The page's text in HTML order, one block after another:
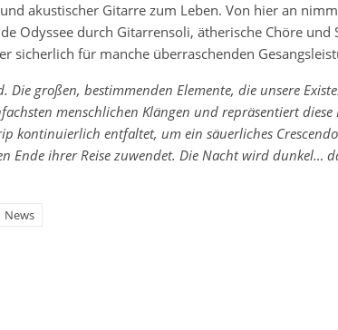
akustischer Gitarre zum Leben. Von hier an
Odyssee durch Gitarrensoli, ätherische Chöre und
sicherlich für manche überraschenden
Die großen, bestimmenden Elemente, die unsere
menschlichen Klängen und repräsentiert diese
kontinuierlich entfaltet, um ein säuerliches
Ende ihrer Reise zuwendet. Die Nacht wird dunkel…
News